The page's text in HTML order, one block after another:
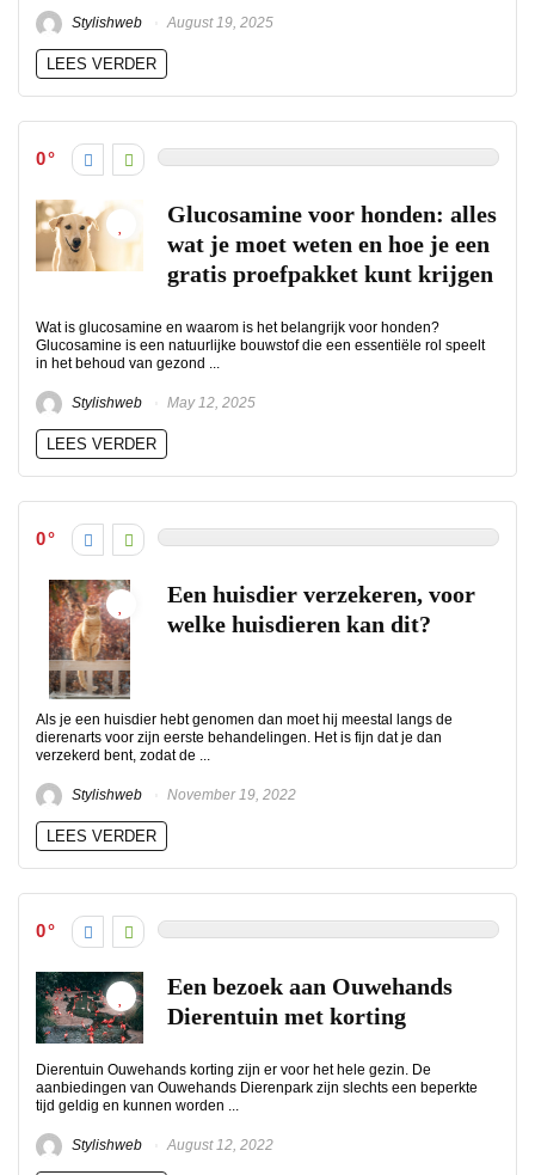
Stylishweb August 19, 2025
LEES VERDER
0
Glucosamine voor honden: alles
wat je moet weten en hoe je een
gratis proefpakket kunt krijgen
Wat is glucosamine en waarom is het belangrijk voor honden?
Glucosamine is een natuurlijke bouwstof die een essentiële rol speelt
in het behoud van gezond ...
Stylishweb May 12, 2025
LEES VERDER
0
Een huisdier verzekeren, voor
welke huisdieren kan dit?
Als je een huisdier hebt genomen dan moet hij meestal langs de
dierenarts voor zijn eerste behandelingen. Het is fijn dat je dan
verzekerd bent, zodat de ...
Stylishweb November 19, 2022
LEES VERDER
0
Een bezoek aan Ouwehands
Dierentuin met korting
Dierentuin Ouwehands korting zijn er voor het hele gezin. De
aanbiedingen van Ouwehands Dierenpark zijn slechts een beperkte
tijd geldig en kunnen worden ...
Stylishweb August 12, 2022